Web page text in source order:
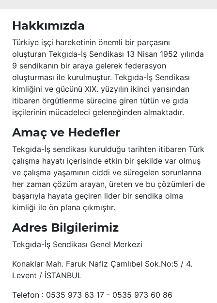
Hakkımızda
Türkiye işçi hareketinin önemli bir parçasını
oluşturan Tekgıda-İş Sendikası 13 Nisan 1952 yılında
9 sendikanın bir araya gelerek federasyon
oluşturması ile kurulmuştur. Tekgıda-İş Sendikası
kimliğini ve gücünü XIX. yüzyılın ikinci yarısından
itibaren örgütlenme sürecine giren tütün ve gıda
işçilerinin mücadeleci geleneğinden almaktadır.
Amaç ve Hedefler
Tekgıda-İş sendikası kurulduğu tarihten itibaren Türk
çalışma hayatı içerisinde etkin bir şekilde var olmuş
ve çalışma yaşamının ciddi ve süregelen sorunlarına
her zaman çözüm arayan, üreten ve bu çözümleri de
başarıyla hayata geçiren lider bir sendika olma
kimliği ile ön plana çıkmıştır.
Adres Bilgilerimiz
Tekgıda-İş Sendikası Genel Merkezi
Konaklar Mah. Faruk Nafiz Çamlıbel Sok.No:5 / 4.
Levent / İSTANBUL
Telefon : 0535 973 63 17 - 0535 973 60 86